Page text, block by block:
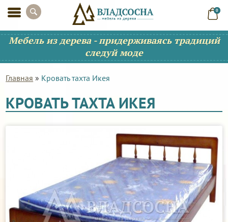
0
Мебель из дерева - придерживаясь традиций
следуй моде
Главная » Кровать тахта Икея
КРОВАТЬ ТАХТА ИКЕЯ